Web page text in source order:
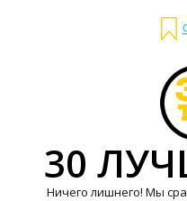
30
Ничего лишнего! Мы